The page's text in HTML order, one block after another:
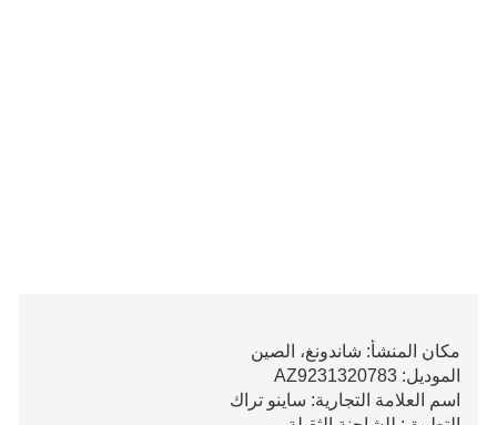
مكان المنشأ: شاندونغ، الصين
الموديل: AZ9231320783
اسم العلامة التجارية: ساينو تراك